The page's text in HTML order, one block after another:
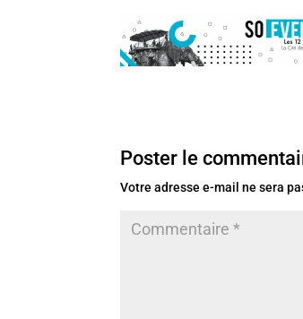
Poster le
Votre adresse e-mail ne sera